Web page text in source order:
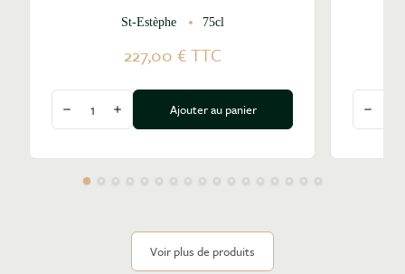
St-Estèphe 75cl
227,00 €TTC
Diminuer la quantité
Augmenter la quantité
Ajouter au panier
Voir plus de produits